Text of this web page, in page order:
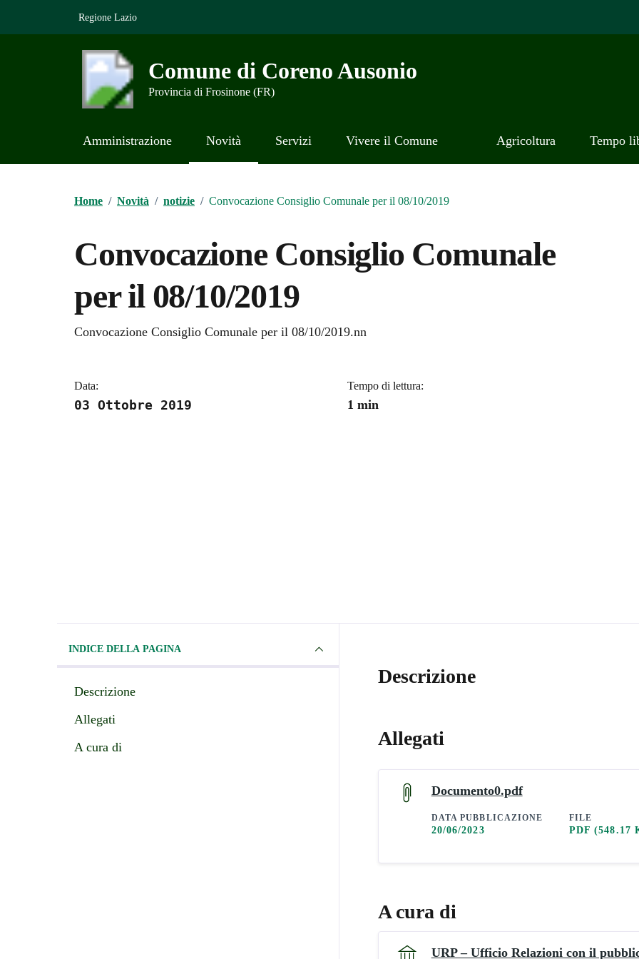
Regione Lazio
Comune di Coreno Ausonio
Provincia di Frosinone (FR)
Amministrazione Novità Servizi Vivere il Comune Agricoltura Tempo
Home / Novità / notizie / Convocazione Consiglio Comunale per il 08/10/2019
Convocazione Consiglio Comunale
per il 08/10/2019
Dettagli della notizia
Convocazione Consiglio Comunale per il 08/10/2019.nn
Data:
03 Ottobre 2019
Tempo di lettura:
1 min
INDICE DELLA PAGINA
Descrizione
Allegati
A cura di
Descrizione
Allegati
Documento0.pdf
DATA PUBBLICAZIONE
20/06/2023
FILE
PDF(548.17
A cura di
URP – Ufficio Relazioni con il